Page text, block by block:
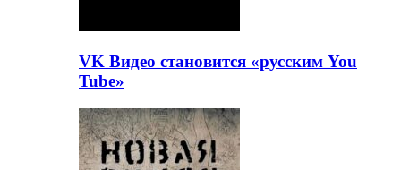
VK Видео становится «русским You
Tube»